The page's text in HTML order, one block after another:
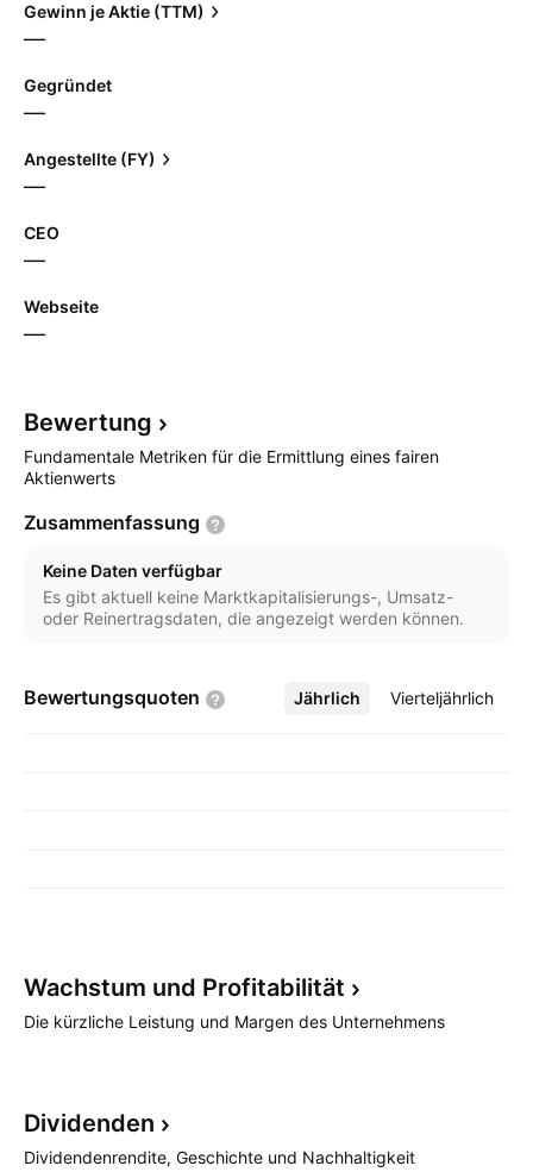
Gewinn je Aktie (TTM)
—
Gegründet
—
Angestellte (FY)
—
CEO
—
Webseite
—
Bewertung
Fundamentale Metriken für die Ermittlung eines fairen
Aktienwerts
Zusammenfassung
Keine Daten verfügbar
Es gibt aktuell keine Marktkapitalisierungs-, Umsatz-
oder Reinertragsdaten, die angezeigt werden können.
Bewertungsquoten Jährlich Vierteljährlich
Mehr
Wachstum und Profitabilität
Die kürzliche Leistung und Margen des Unternehmens
Dividenden
Dividendenrendite, Geschichte und Nachhaltigkeit